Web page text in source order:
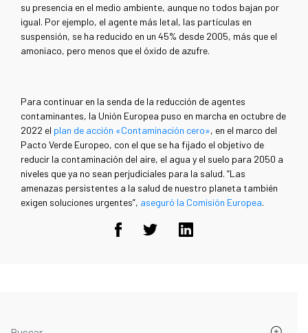
su presencia en el medio ambiente, aunque no todos bajan por
igual. Por ejemplo, el agente más letal, las partículas en
suspensión, se ha reducido en un 45% desde 2005, más que el
amoniaco, pero menos que el óxido de azufre.
Para continuar en la senda de la reducción de agentes
contaminantes, la Unión Europea puso en marcha en octubre de
2022 el plan de acción «Contaminación cero», en el marco del
Pacto Verde Europeo, con el que se ha fijado el objetivo de
reducir la contaminación del aire, el agua y el suelo para 2050 a
niveles que ya no sean perjudiciales para la salud. “Las
amenazas persistentes a la salud de nuestro planeta también
exigen soluciones urgentes”, aseguró la Comisión Europea.